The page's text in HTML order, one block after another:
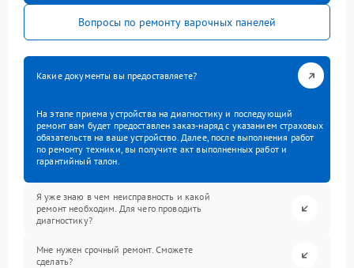
Вопросы по ремонту варочных панелей
Какие документы вы предоставляете?
На этапе приема устройства на диагностику и последующий
ремонт вам будет предоставлен заказ-наряд с указанием страховых
обязательств на ваше устройство. Далее, после выполнения работ
по ремонту техники, вы получите акт выполненных работ и
гарантийный талон.
Я уже знаю в чем неисправность и какой
ремонт необходим. Для чего проводить
диагностику?
Мне нужен срочный ремонт. Сможете
сделать?